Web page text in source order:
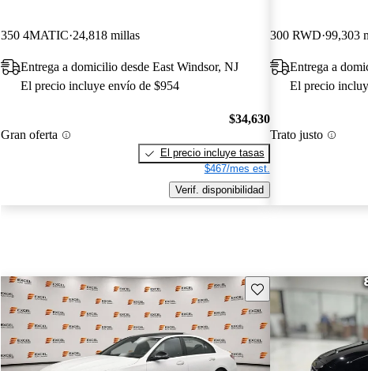
350 4MATIC 24,818 millas
Entrega a domicilio desde East Windsor, NJ
El precio incluye envío de $954
Gran oferta
$34,630
El precio incluye tasas
$467/mes est.
Verif. disponibilidad
300 RWD 99,303
Entrega a
El precio
Trato justo
Guarda este Aviso